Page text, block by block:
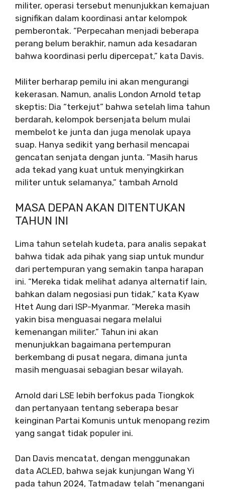
militer, operasi tersebut menunjukkan kemajuan
signifikan dalam koordinasi antar kelompok
pemberontak. “Perpecahan menjadi beberapa
perang belum berakhir, namun ada kesadaran
bahwa koordinasi perlu dipercepat,” kata Davis.
Militer berharap pemilu ini akan mengurangi
kekerasan. Namun, analis London Arnold tetap
skeptis: Dia “terkejut” bahwa setelah lima tahun
berdarah, kelompok bersenjata belum mulai
membelot ke junta dan juga menolak upaya
suap. Hanya sedikit yang berhasil mencapai
gencatan senjata dengan junta. “Masih harus
ada tekad yang kuat untuk menyingkirkan
militer untuk selamanya,” tambah Arnold
MASA DEPAN AKAN DITENTUKAN
TAHUN INI
Lima tahun setelah kudeta, para analis sepakat
bahwa tidak ada pihak yang siap untuk mundur
dari pertempuran yang semakin tanpa harapan
ini. “Mereka tidak melihat adanya alternatif lain,
bahkan dalam negosiasi pun tidak,” kata Kyaw
Htet Aung dari ISP-Myanmar. “Mereka masih
yakin bisa menguasai negara melalui
kemenangan militer.” Tahun ini akan
menunjukkan bagaimana pertempuran
berkembang di pusat negara, dimana junta
masih menguasai sebagian besar wilayah.
Arnold dari LSE lebih berfokus pada Tiongkok
dan pertanyaan tentang seberapa besar
keinginan Partai Komunis untuk menopang rezim
yang sangat tidak populer ini.
Dan Davis mencatat, dengan menggunakan
data ACLED, bahwa sejak kunjungan Wang Yi
pada tahun 2024, Tatmadaw telah “menangani